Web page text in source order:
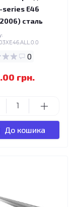
series E46
сталь
0
грн.
До кошика